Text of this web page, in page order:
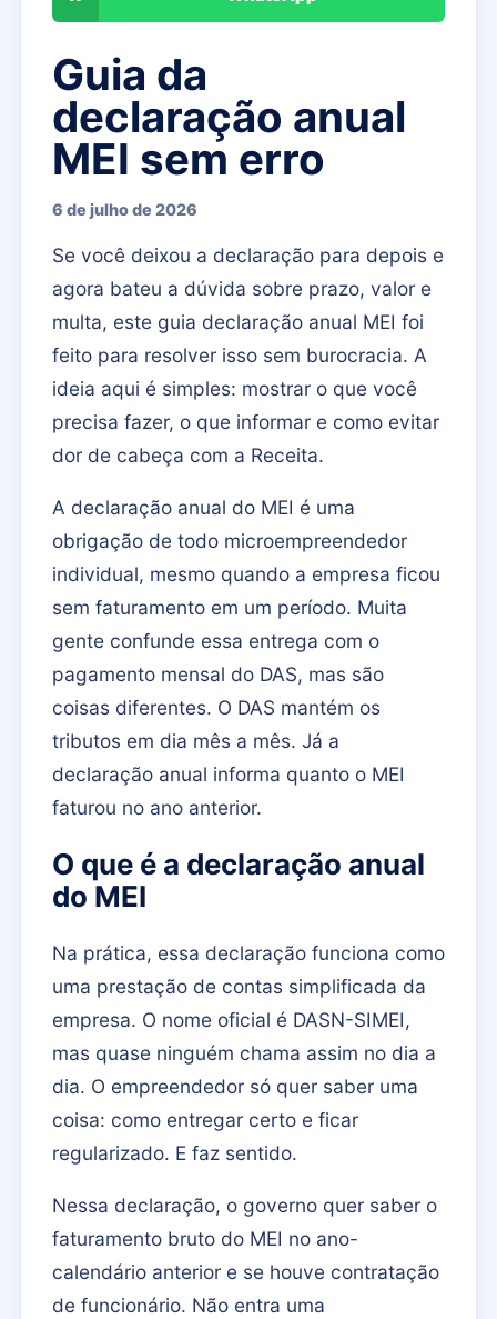
Guia da
declaração anual
MEI sem erro
6 de julho de 2026
Se você deixou a declaração para depois e
agora bateu a dúvida sobre prazo, valor e
multa, este guia declaração anual MEI foi
feito para resolver isso sem burocracia. A
ideia aqui é simples: mostrar o que você
precisa fazer, o que informar e como evitar
dor de cabeça com a Receita.
A declaração anual do MEI é uma
obrigação de todo microempreendedor
individual, mesmo quando a empresa ficou
sem faturamento em um período. Muita
gente confunde essa entrega com o
pagamento mensal do DAS, mas são
coisas diferentes. O DAS mantém os
tributos em dia mês a mês. Já a
declaração anual informa quanto o MEI
faturou no ano anterior.
O que é a declaração anual
do MEI
Na prática, essa declaração funciona como
uma prestação de contas simplificada da
empresa. O nome oficial é DASN-SIMEI,
mas quase ninguém chama assim no dia a
dia. O empreendedor só quer saber uma
coisa: como entregar certo e ficar
regularizado. E faz sentido.
Nessa declaração, o governo quer saber o
faturamento bruto do MEI no ano-
calendário anterior e se houve contratação
de funcionário. Não entra uma